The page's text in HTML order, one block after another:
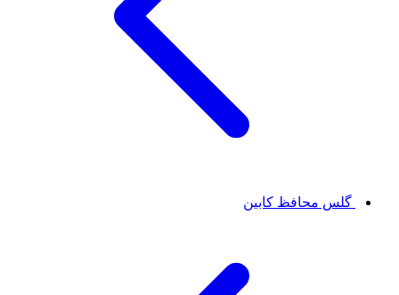
گلس محافظ کابین